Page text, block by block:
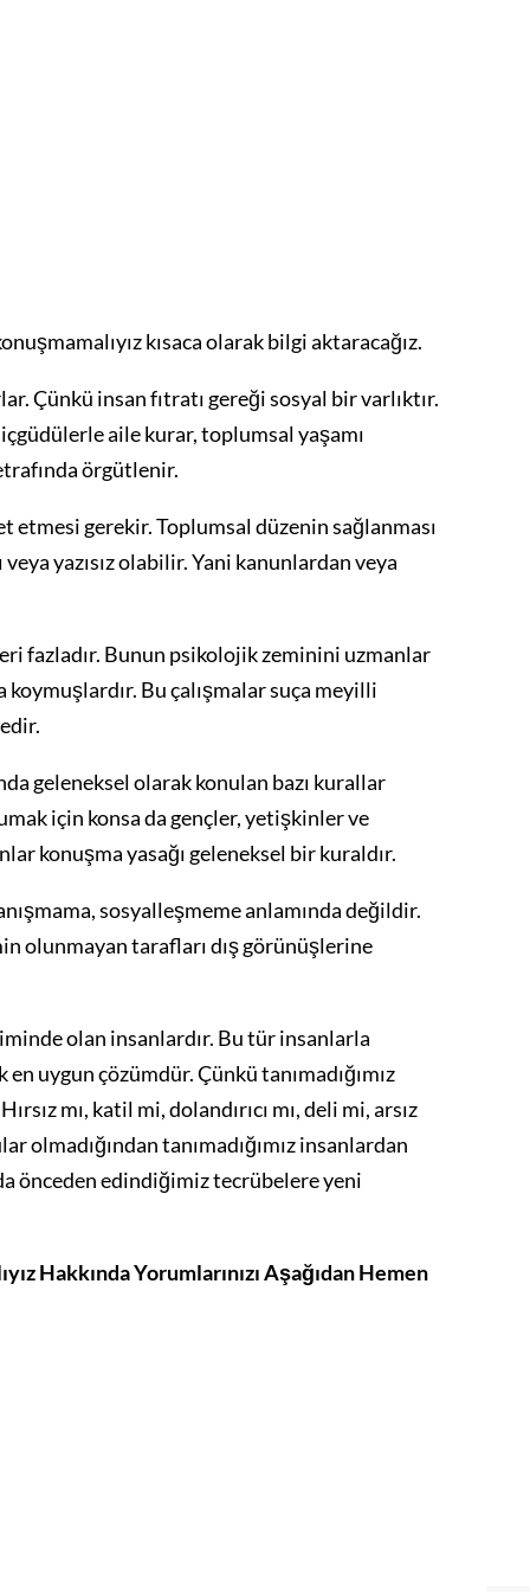
kısaca olarak bilgi aktaracağız.
Çünkü insan fıtratı gereği sosyal bir varlıktır.
aile kurar, toplumsal yaşamı
örgütlenir.
gerekir. Toplumsal düzenin sağlanması
yazısız olabilir. Yani kanunlardan veya
fazladır. Bunun psikolojik zeminini uzmanlar
Bu çalışmalar suça meyilli
geleneksel olarak konulan bazı kurallar
için konsa da gençler, yetişkinler ve
konuşma yasağı geleneksel bir kuraldır.
sosyalleşmeme anlamında değildir.
olunmayan tarafları dış görünüşlerine
olan insanlardır. Bu tür insanlarla
uygun çözümdür. Çünkü tanımadığımız
mı, katil mi, dolandırıcı mı, deli mi, arsız
olmadığından tanımadığımız insanlardan
önceden edindiğimiz tecrübelere yeni
Hakkında Yorumlarınızı Aşağıdan Hemen